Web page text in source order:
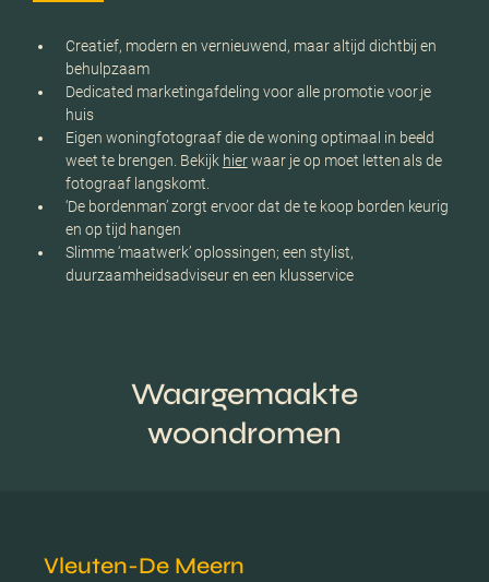
Creatief, modern en vernieuwend, maar altijd dichtbij en
behulpzaam
Dedicated marketingafdeling voor alle promotie voor je
huis
Eigen woningfotograaf die de woning optimaal in beeld
weet te brengen. Bekijk hierwaar je op moet letten als de
fotograaf langskomt.
‘De bordenman’ zorgt ervoor dat de te koop borden keurig
en op tijd hangen
Slimme ‘maatwerk’ oplossingen; een stylist,
duurzaamheidsadviseur en een klusservice
Waargemaakte
woondromen
Vleuten-De Meern